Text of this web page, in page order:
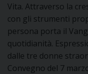
Vita. Attraverso la
con gli strumenti
persona porta il
quotidianità.
dalle tre donne
Convegno del 7